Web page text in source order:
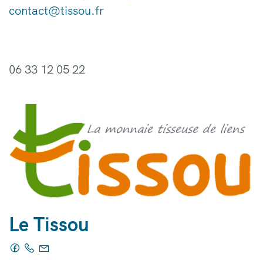
contact@tissou.fr
06 33 12 05 22
Le Tissou